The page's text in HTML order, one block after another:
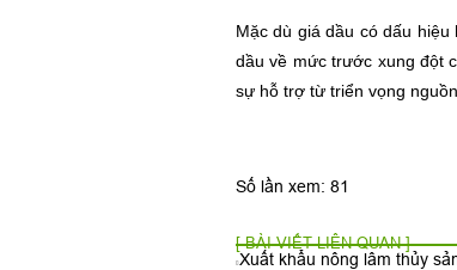
Mặc dù giá dầu có dấu
dầu về mức trước xung đột
sự hỗ trợ từ triển vọng
Số lần xem: 81
[ BÀI VIẾT LIÊN QUAN ]
Xuất khẩu nông lâm thủy